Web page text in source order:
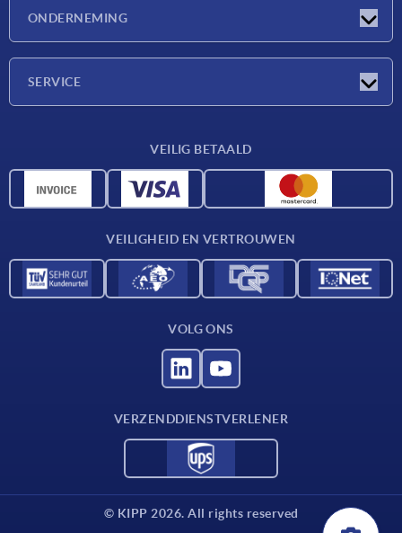
ONDERNEMING
SERVICE
CAD-gegevens
VEILIG BETAALD
VEILIGHEID EN VERTROUWEN
VOLG ONS
VERZENDDIENSTVERLENER
© KIPP 2026. All rights reserved